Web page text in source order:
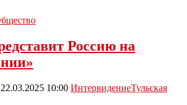
Россию на
22.03.2025 10:00 ИнтервидениеТульская